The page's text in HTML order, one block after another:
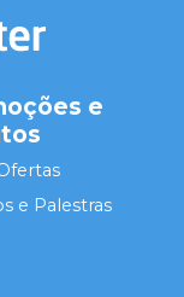
e
e Palestras